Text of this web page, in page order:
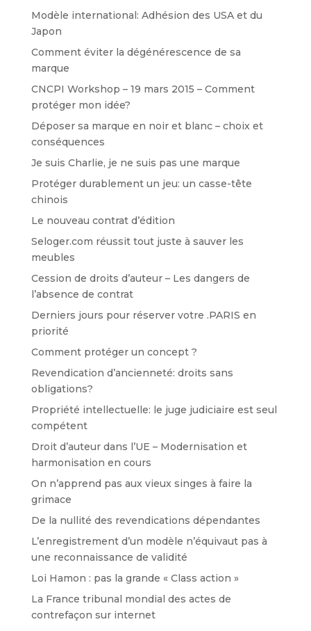
Modèle international: Adhésion des USA et du
Japon
Comment éviter la dégénérescence de sa
marque
CNCPI Workshop – 19 mars 2015 – Comment
protéger mon idée?
Déposer sa marque en noir et blanc – choix et
conséquences
Je suis Charlie, je ne suis pas une marque
Protéger durablement un jeu: un casse-tête
chinois
Le nouveau contrat d’édition
Seloger.com réussit tout juste à sauver les
meubles
Cession de droits d’auteur – Les dangers de
l’absence de contrat
Derniers jours pour réserver votre .PARIS en
priorité
Comment protéger un concept ?
Revendication d’ancienneté: droits sans
obligations?
Propriété intellectuelle: le juge judiciaire est seul
compétent
Droit d’auteur dans l’UE – Modernisation et
harmonisation en cours
On n’apprend pas aux vieux singes à faire la
grimace
De la nullité des revendications dépendantes
L’enregistrement d’un modèle n’équivaut pas à
une reconnaissance de validité
Loi Hamon : pas la grande « Class action »
La France tribunal mondial des actes de
contrefaçon sur internet